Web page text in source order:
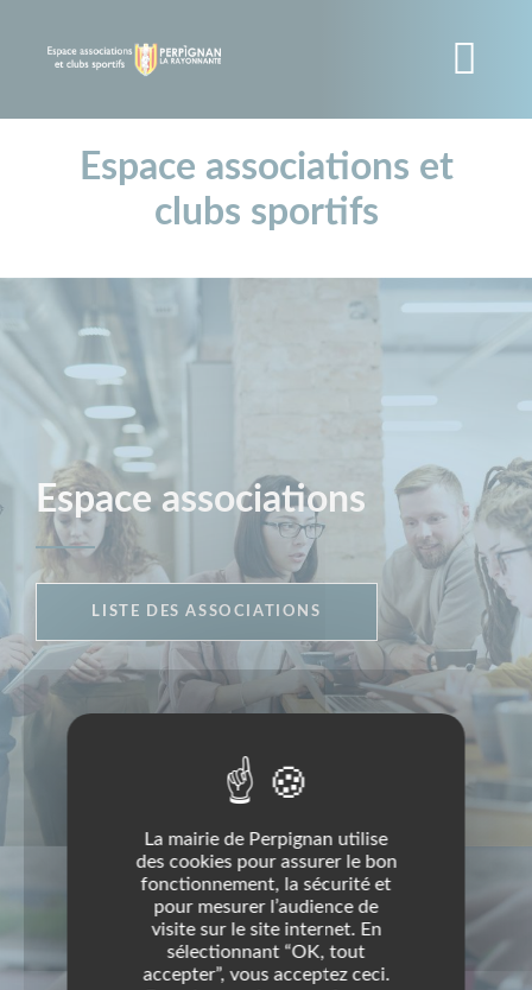
Espace associations et
clubs sportifs
Espace associations
LISTE DES ASSOCIATIONS
La mairie de Perpignan utilise
des cookies pour assurer le bon
fonctionnement, la sécurité et
pour mesurer l’audience de
visite sur le site internet. En
sélectionnant “OK, tout
accepter”, vous acceptez ceci.